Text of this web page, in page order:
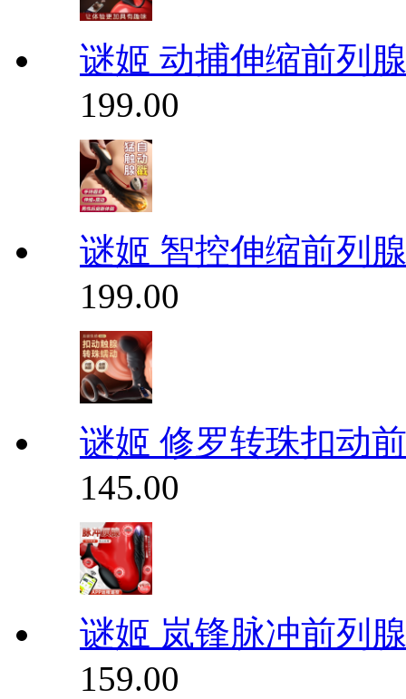
谜姬 动捕伸缩前列
199.00
谜姬 智控伸缩前列
199.00
谜姬 修罗转珠扣动
145.00
谜姬 岚锋脉冲前列
159.00